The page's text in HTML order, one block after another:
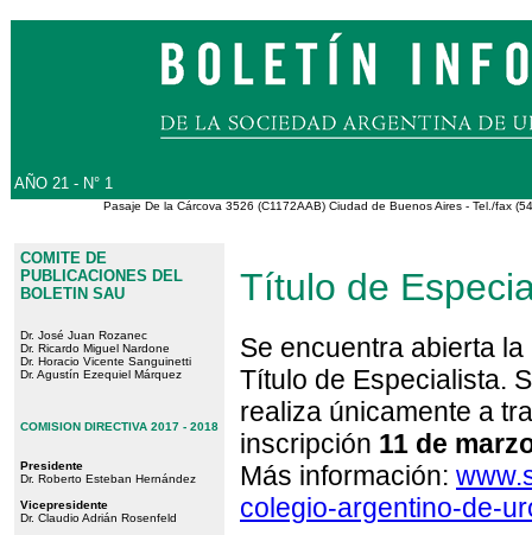
AÑO 21 - N° 1
Pasaje De la Cárcova 3526 (C1172AAB) Ciudad de Buenos Aires - Tel./fax
COMITE DE
PUBLICACIONES DEL
BOLETIN SAU
Dr. José Juan Rozanec
Dr. Ricardo Miguel Nardone
Dr. Horacio Vicente Sanguinetti
Dr. Agustín Ezequiel Márquez
COMISION DIRECTIVA 2017 - 2018
Presidente
Dr. Roberto Esteban Hernández
Vicepresidente
Dr. Claudio Adrián Rosenfeld
Título de
Se encuentra abierta
Título de Especialista.
realiza únicamente a
inscripción 11 de
Más información:
colegio-argentino-de-